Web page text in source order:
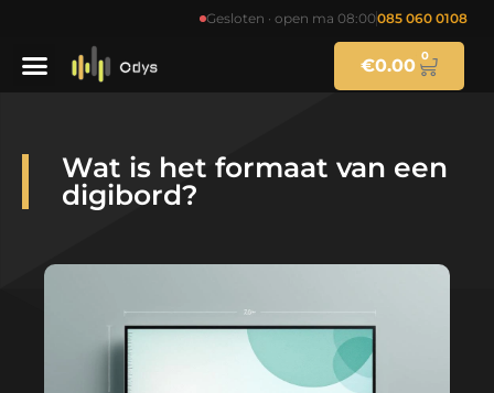
Gesloten · open ma 08:00085 060 0108
€0.00 0
Wat is het formaat van een
digibord?